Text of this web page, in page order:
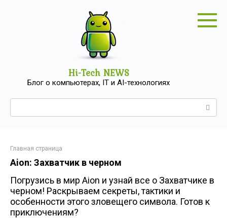
Hi-Tech NEWS
Блог о компьютерах, IT и AI-технологиях
Главная страница
Aion: Захватчик в черном
Погрузись в мир Aion и узнай все о Захватчике в
черном! Раскрываем секреты, тактики и
особенности этого зловещего символа. Готов к
приключениям?